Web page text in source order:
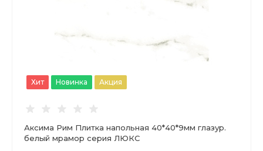
Хит Новинка Акция
Аксима Рим Плитка напольная 40*40*9мм глазур.
белый мрамор серия ЛЮКС